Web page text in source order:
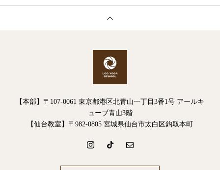
【本部】〒107-0061 東京都港区北青山一丁目3番1号 アールキ
ューブ青山3階
【仙台教室】〒982-0805 宮城県仙台市太白区鈎取本町